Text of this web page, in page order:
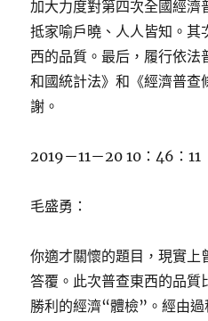
加大力度對第四次全國經濟
抵家喻戶曉、人人皆知。其
西的品質。最后，履行依法
和國統計法》和《經濟普查
謝。
2019－11－20 10：46：11
毛盛勇：
你適才關懷的題目，現實上
答覆。此次普查東西的品質
勝利的經濟“體檢”。經由